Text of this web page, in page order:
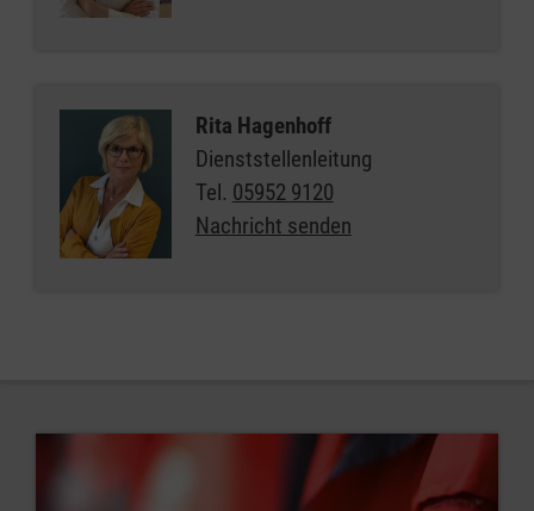
Rita Hagenhoff
Dienststellenleitung
Tel. 05952 9120
Nachricht senden